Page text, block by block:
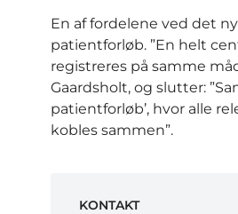
En af fordelene ved det
patientforløb. ”En helt
registreres på samme
Gaardsholt, og slutter:
patientforløb’, hvor alle
kobles sammen”.
KONTAKT